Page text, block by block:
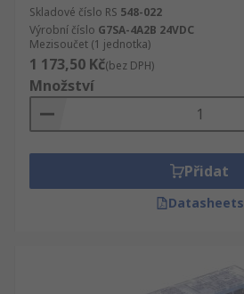
Skladové číslo RS 548-022
Výrobní číslo G7SA-4A2B 24VDC
Mezisoučet (1 jednotka)
1 173,50 Kč(bez DPH)
Množství
Přidat
Datasheets